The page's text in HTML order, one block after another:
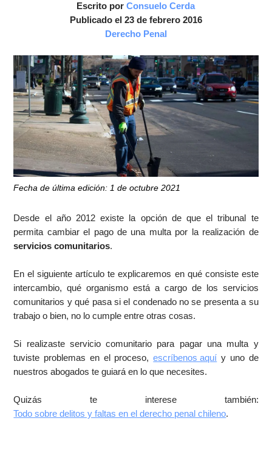
Escrito porConsuelo Cerda
Publicado el 23 de febrero 2016
Derecho Penal
Fecha de última edición: 1 de octubre 2021
Desde el año 2012 existe la opción de que el tribunal te
permita cambiar el pago de una multa por la realización de
servicios comunitarios.
En el siguiente artículo te explicaremos en qué consiste este
intercambio, qué organismo está a cargo de los servicios
comunitarios y qué pasa si el condenado no se presenta a su
trabajo o bien, no lo cumple entre otras cosas.
Si realizaste servicio comunitario para pagar una multa y
tuviste problemas en el proceso,escríbenos aquí y uno de
nuestros abogados te guiará en lo que necesites.
Quizás te interese también:
Todo sobre delitos y faltas en el derecho penal chileno.